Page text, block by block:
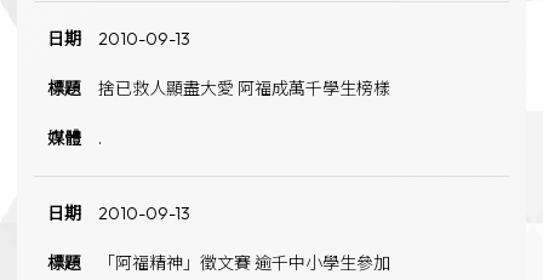
2010-09-13
捨已救人顯盡大愛 阿福成萬千學生榜樣
.
2010-09-13
「阿福精神」徵文賽 逾千中小學生參加